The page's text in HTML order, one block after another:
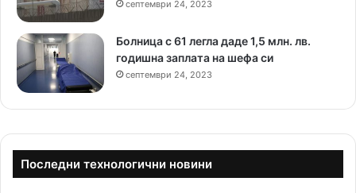
септември 24, 2023
Болница с 61 легла даде 1,5 млн. лв.
годишна заплата на шефа си
септември 24, 2023
Последни технологични новини